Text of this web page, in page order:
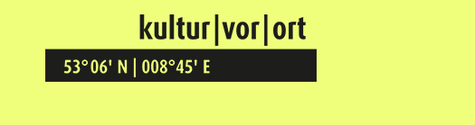
Kultur Vor Ort
BREMEN GRÖPELINGEN